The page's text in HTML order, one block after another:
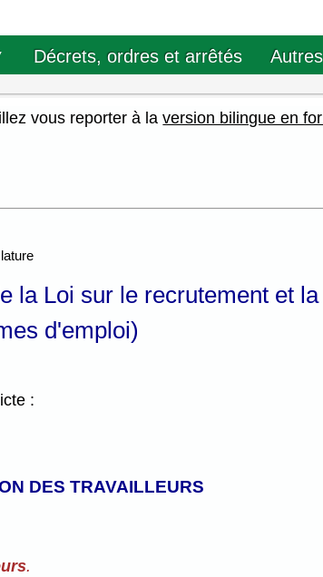
Décrets, ordres et arrêtés
vous reporter à laversion bilingue en
la Loi sur le recrutement et
d'emploi)
:
DES TRAVAILLEURS
.